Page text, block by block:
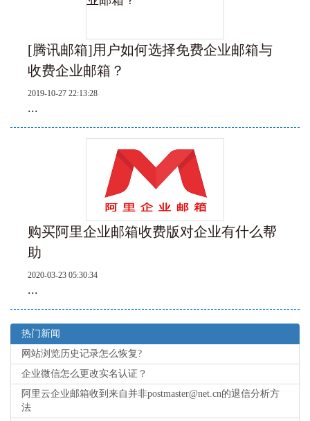
[腾讯邮箱]用户如何选择免费企业邮箱与
收费企业邮箱？
2019-10-27 22:13:28
...
购买阿里企业邮箱收费版对企业有什么帮
助
2020-03-23 05:30:34
...
热门新闻
网站浏览历史记录怎么恢复?
企业微信怎么更改实名认证？
阿里云企业邮箱收到来自并非postmaster@net.cn的退信分析方
法